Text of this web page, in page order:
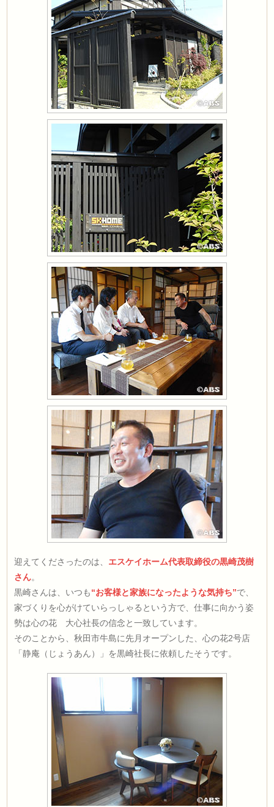
迎えてくださったのは、 エスケイホーム代表取締役の黒崎茂樹
さん。
黒崎さんは、いつも“お客様と家族になったような気持ち”で、
家づくりを心がけていらっしゃるという方で、仕事に向かう姿
勢は心の花 大心社長の信念と一致しています。
そのことから、秋田市牛島に先月オープンした、心の花2号店
「静庵（じょうあん）」を黒崎社長に依頼したそうです。